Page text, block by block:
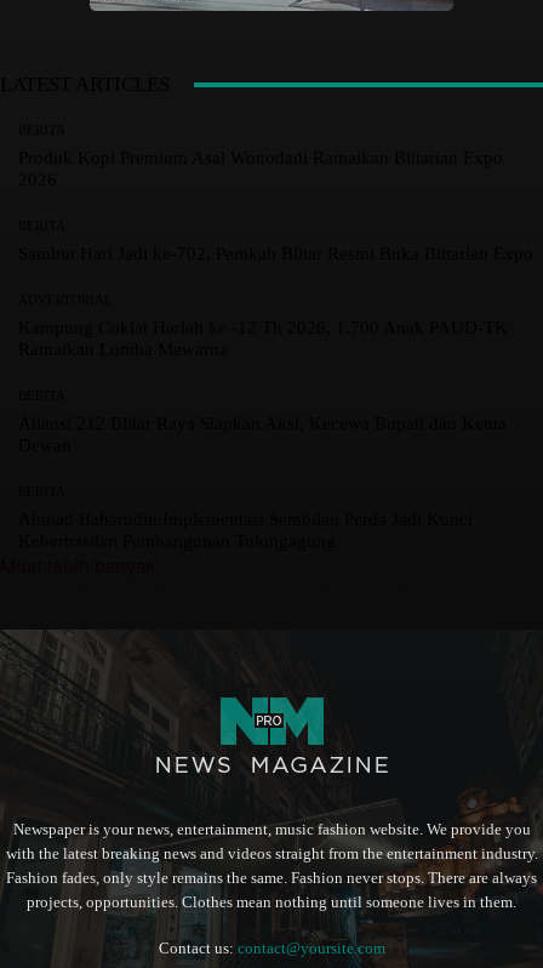
Newspaper is your news, entertainment, music fashion website. We provide you
with the latest breaking news and videos straight from the entertainment industry.
Fashion fades, only style remains the same. Fashion never stops. There are always
projects, opportunities. Clothes mean nothing until someone lives in them.
Contact us: contact@yoursite.com